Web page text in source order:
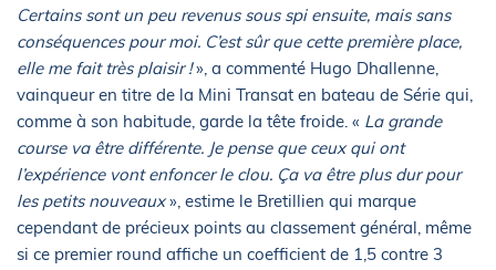
Certains sont un peu revenus sous spi ensuite, mais sans
conséquences pour moi. C’est sûr que cette première place,
elle me fait très plaisir !», a commenté Hugo Dhallenne,
vainqueur en titre de la Mini Transat en bateau de Série qui,
comme à son habitude, garde la tête froide. « La grande
course va être différente. Je pense que ceux qui ont
l’expérience vont enfoncer le clou. Ça va être plus dur pour
les petits nouveaux», estime le Bretillien qui marque
cependant de précieux points au classement général, même
si ce premier round affiche un coefficient de 1,5 contre 3